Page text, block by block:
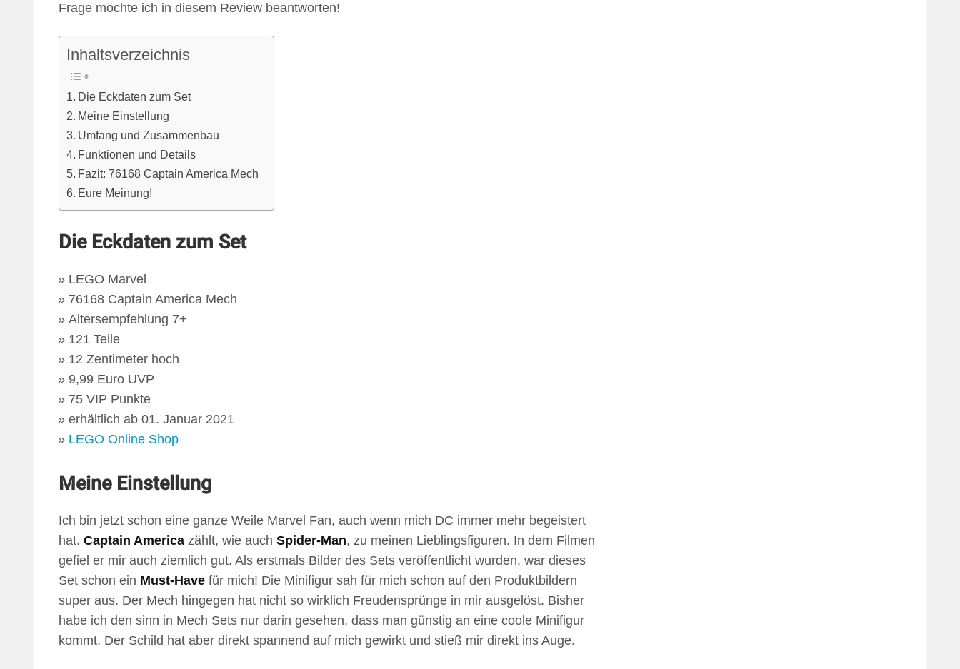
Frage möchte ich in diesem Review beantworten!
Inhaltsverzeichnis
Die Eckdaten zum Set
Meine Einstellung
Umfang und Zusammenbau
Funktionen und Details
Fazit: 76168 Captain America Mech
Eure Meinung!
Die Eckdaten zum Set
LEGO Marvel
76168 Captain America Mech
Altersempfehlung 7+
121 Teile
12 Zentimeter hoch
9,99 Euro UVP
75 VIP Punkte
erhältlich ab 01. Januar 2021
LEGO Online Shop
Meine Einstellung
Ich bin jetzt schon eine ganze Weile Marvel Fan, auch wenn mich DC immer mehr begeistert
hat. Captain America zählt, wie auch Spider-Man, zu meinen Lieblingsfiguren. In dem Filmen
gefiel er mir auch ziemlich gut. Als erstmals Bilder des Sets veröffentlicht wurden, war dieses
Set schon ein Must-Have für mich! Die Minifigur sah für mich schon auf den Produktbildern
super aus. Der Mech hingegen hat nicht so wirklich Freudensprünge in mir ausgelöst. Bisher
habe ich den sinn in Mech Sets nur darin gesehen, dass man günstig an eine coole Minifigur
kommt. Der Schild hat aber direkt spannend auf mich gewirkt und stieß mir direkt ins Auge.